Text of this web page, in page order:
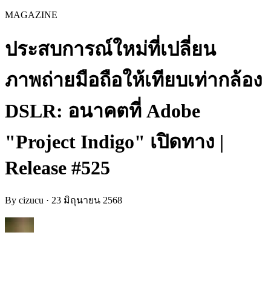
MAGAZINE
ประสบการณ์ใหม่ที่เปลี่ยน
ภาพถ่ายมือถือให้เทียบเท่ากล้อง
DSLR: อนาคตที่ Adobe
"Project Indigo" เปิดทาง |
Release #525
By cizucu · 23 มิถุนายน 2568